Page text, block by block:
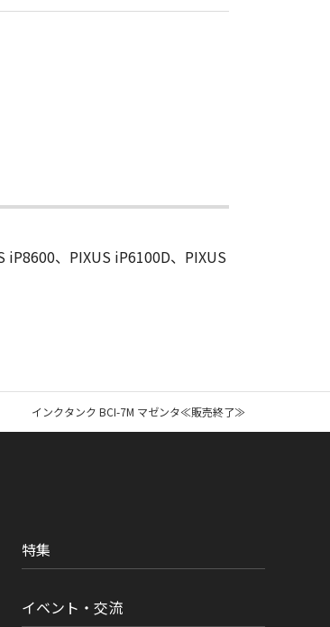
iP8600、PIXUS iP6100D、PIXUS
インクタンク BCI-7M マゼンタ≪販売終了≫
特集
イベント・交流